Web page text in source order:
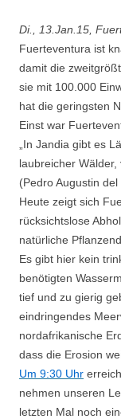
Di., 13.Jan.15,
Fuerteventura ist
damit die
sie mit 100.000
hat die geringsten
Einst war
„In Jandia gibt es
laubreicher
(Pedro Augustin
Heute zeigt sich
rücksichtslose
natürliche
Es gibt hier kein
benötigten
tief und zu gierig
eindringendes
nordafrikanische
dass die Erosion
Um 9:30 Uhr
nehmen unseren
letzten Mal noch